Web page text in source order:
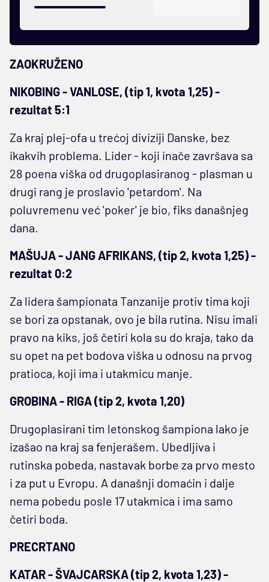
ZAOKRUŽENO
NIKOBING - VANLOSE, (tip 1, kvota 1,25) -
rezultat 5:1
Za kraj plej-ofa u trećoj diviziji Danske, bez
ikakvih problema. Lider - koji inače završava sa
28 poena viška od drugoplasiranog - plasman u
drugi rang je proslavio 'petardom'. Na
poluvremenu već 'poker' je bio, fiks današnjeg
dana.
MAŠUJA - JANG AFRIKANS, (tip 2, kvota 1,25) -
rezultat 0:2
Za lidera šampionata Tanzanije protiv tima koji
se bori za opstanak, ovo je bila rutina. Nisu imali
pravo na kiks, još četiri kola su do kraja, tako da
su opet na pet bodova viška u odnosu na prvog
pratioca, koji ima i utakmicu manje.
GROBINA - RIGA (tip 2, kvota 1,20)
Drugoplasirani tim letonskog šampiona lako je
izašao na kraj sa fenjerašem. Ubedljiva i
rutinska pobeda, nastavak borbe za prvo mesto
i za put u Evropu. A današnji domaćin i dalje
nema pobedu posle 17 utakmica i ima samo
četiri boda.
PRECRTANO
KATAR - ŠVAJCARSKA (tip 2, kvota 1,23) -